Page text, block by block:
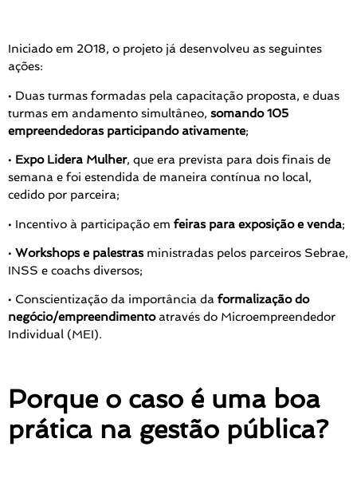
Iniciado em 2018, o projeto já desenvolveu as seguintes
ações:
• Duas turmas formadas pela capacitação proposta, e duas
turmas em andamento simultâneo, somando 105
empreendedoras participando ativamente;
• Expo Lidera Mulher, que era prevista para dois finais de
semana e foi estendida de maneira contínua no local,
cedido por parceira;
• Incentivo à participação em feiras para exposição e venda;
• Workshops e palestrasministradas pelos parceiros Sebrae,
INSS e coachs diversos;
• Conscientização da importância da formalização do
negócio/empreendimento através do Microempreendedor
Individual (MEI).
Porque o caso é uma boa
prática na gestão pública?